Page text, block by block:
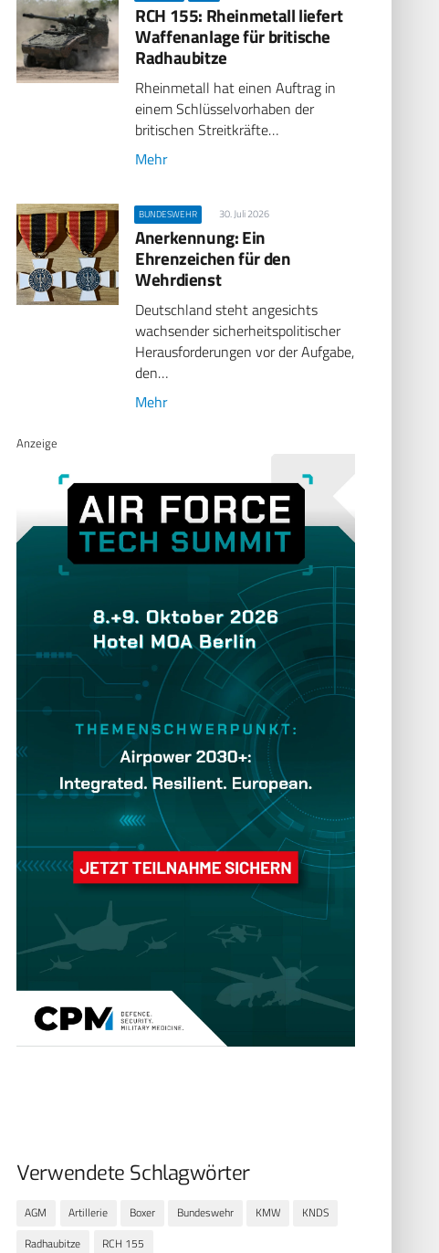
RCH 155: Rheinmetall liefert
Waffenanlage für britische
Radhaubitze
Rheinmetall hat einen Auftrag in
einem Schlüsselvorhaben der
britischen Streitkräfte…
Mehr
BUNDESWEHR 30. Juli 2026
Anerkennung: Ein
Ehrenzeichen für den
Wehrdienst
Deutschland steht angesichts
wachsender sicherheitspolitischer
Herausforderungen vor der Aufgabe,
den…
Mehr
Anzeige
Verwendete Schlagwörter
AGM Artillerie Boxer Bundeswehr KMW
KNDS
Radhaubitze
RCH 155